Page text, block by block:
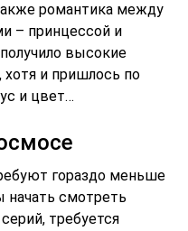
романтика между
– принцессой и
высокие
и пришлось по
и цвет…
гораздо меньше
начать смотреть
требуется